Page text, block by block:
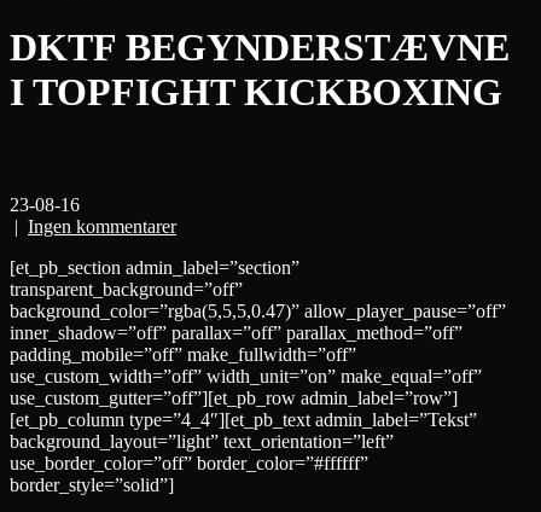
DKTF BEGYNDERSTÆVNE
I TOPFIGHT KICKBOXING
23-08-16
| Ingen kommentarer
[et_pb_section admin_label=”section”
transparent_background=”off”
background_color=”rgba(5,5,5,0.47)” allow_player_pause=”off”
inner_shadow=”off” parallax=”off” parallax_method=”off”
padding_mobile=”off” make_fullwidth=”off”
use_custom_width=”off” width_unit=”on” make_equal=”off”
use_custom_gutter=”off”][et_pb_row admin_label=”row”]
[et_pb_column type=”4_4″][et_pb_text admin_label=”Tekst”
background_layout=”light” text_orientation=”left”
use_border_color=”off” border_color=”#ffffff”
border_style=”solid”]